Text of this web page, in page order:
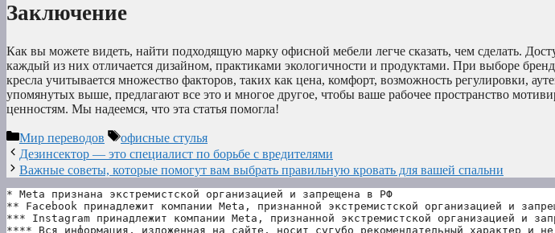
Заключение
Как вы можете видеть, найти подходящую марку офисной мебели легче сказать, чем сделать.
каждый из них отличается дизайном, практиками экологичности и продуктами. При выборе
кресла учитывается множество факторов, таких как цена, комфорт, возможность регулировки,
упомянутых выше, предлагают все это и многое другое, чтобы ваше рабочее пространство
ценностям. Мы надеемся, что эта статья помогла!
Рубрики
Мир переводов Метки
офисные стулья
Дезинсектор — это специалист по борьбе с вредителями
Важные советы, которые помогут вам выбрать правильную кровать для вашей спальни
* Meta признана экстремистской организацией и запрещена в РФ
** Facebook принадлежит компании Meta, признанной экстремистской организацией и
*** Instagram принадлежит компании Meta, признанной экстремистской организацией и
**** Вся информация, изложенная на сайте, носит сугубо рекомендательный характер и